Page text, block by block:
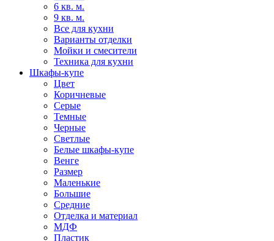
6 кв. м.
9 кв. м.
Все для кухни
Варианты отделки
Мойки и смесители
Техника для кухни
Шкафы-купе
Цвет
Коричневые
Серые
Темные
Черные
Светлые
Белые шкафы-купе
Венге
Размер
Маленькие
Большие
Средние
Отделка и материал
МДФ
Пластик